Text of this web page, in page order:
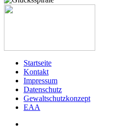
Startseite
Kontakt
Impressum
Datenschutz
Gewaltschutzkonzept
EAA